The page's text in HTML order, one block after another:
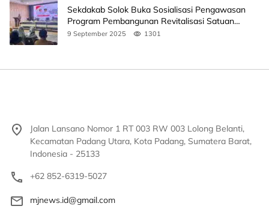
Sekdakab Solok Buka Sosialisasi Pengawasan
Program Pembangunan Revitalisasi Satuan
Pendidikan
9 September 2025 1301
Jalan Lansano Nomor 1 RT 003 RW 003 Lolong Belanti,
Kecamatan Padang Utara, Kota Padang, Sumatera Barat,
Indonesia - 25133
+62 852-6319-5027
mjnews.id@gmail.com